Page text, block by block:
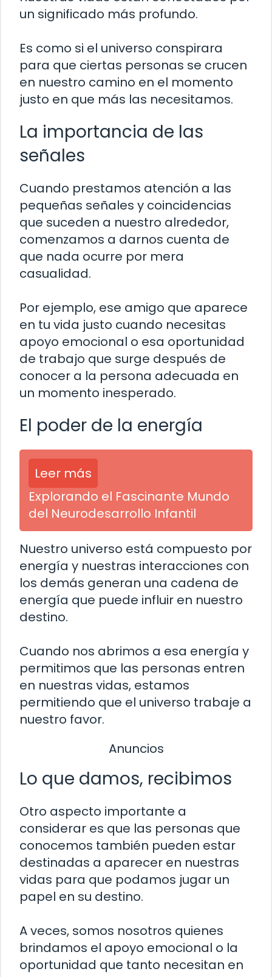
un significado más profundo.
Es como si el universo conspirara
para que ciertas personas se crucen
en nuestro camino en el momento
justo en que más las necesitamos.
La importancia de las
señales
Cuando prestamos atención a las
pequeñas señales y coincidencias
que suceden a nuestro alrededor,
comenzamos a darnos cuenta de
que nada ocurre por mera
casualidad.
Por ejemplo, ese amigo que aparece
en tu vida justo cuando necesitas
apoyo emocional o esa oportunidad
de trabajo que surge después de
conocer a la persona adecuada en
un momento inesperado.
El poder de la energía
Leer más
Explorando el Fascinante Mundo
del Neurodesarrollo Infantil
Nuestro universo está compuesto por
energía y nuestras interacciones con
los demás generan una cadena de
energía que puede influir en nuestro
destino.
Cuando nos abrimos a esa energía y
permitimos que las personas entren
en nuestras vidas, estamos
permitiendo que el universo trabaje a
nuestro favor.
Anuncios
Lo que damos, recibimos
Otro aspecto importante a
considerar es que las personas que
conocemos también pueden estar
destinadas a aparecer en nuestras
vidas para que podamos jugar un
papel en su destino.
A veces, somos nosotros quienes
brindamos el apoyo emocional o la
oportunidad que tanto necesitan en